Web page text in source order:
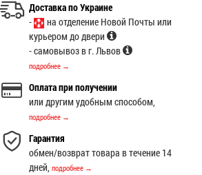
Доставка по Украине
-
на отделение Новой Почты или
курьером до двери
- самовывоз в г. Львов
подробнее →
Оплата при получении
или другим удобным способом,
подробнее →
Гарантия
обмен/возврат товара в течение 14
дней,подробнее →